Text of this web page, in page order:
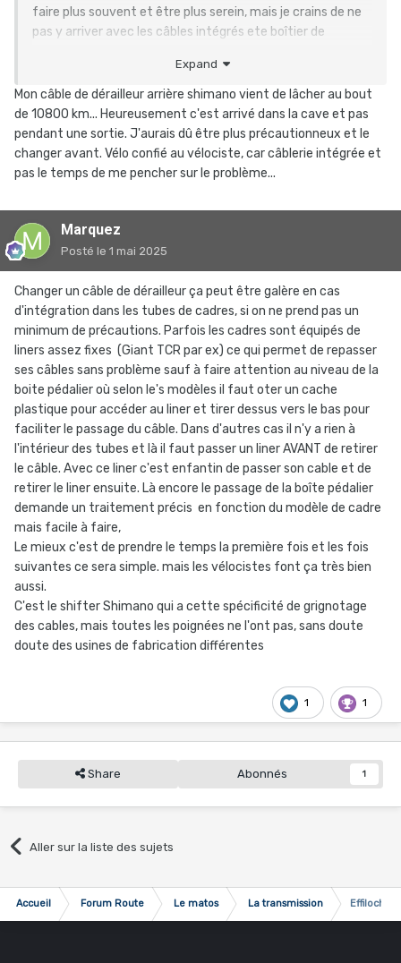
faire plus souvent et être plus serein, mais je crains de ne
pas y arriver avec les câbles intégrés ete boîtier de
Expand
Mon câble de dérailleur arrière shimano vient de lâcher au bout
de 10800 km... Heureusement c'est arrivé dans la cave et pas
pendant une sortie. J'aurais dû être plus précautionneux et le
changer avant. Vélo confié au vélociste, car câblerie intégrée et
pas le temps de me pencher sur le problème...
Marquez
Posté le 1 mai 2025
Changer un câble de dérailleur ça peut être galère en cas
d'intégration dans les tubes de cadres, si on ne prend pas un
minimum de précautions. Parfois les cadres sont équipés de
liners assez fixes (Giant TCR par ex) ce qui permet de repasser
ses câbles sans problème sauf à faire attention au niveau de la
boite pédalier où selon le's modèles il faut oter un cache
plastique pour accéder au liner et tirer dessus vers le bas pour
faciliter le passage du câble. Dans d'autres cas il n'y a rien à
l'intérieur des tubes et là il faut passer un liner AVANT de retirer
le câble. Avec ce liner c'est enfantin de passer son cable et de
retirer le liner ensuite. Là encore le passage de la boîte pédalier
demande un traitement précis en fonction du modèle de cadre
mais facile à faire,
Le mieux c'est de prendre le temps la première fois et les fois
suivantes ce sera simple. mais les vélocistes font ça très bien
aussi.
C'est le shifter Shimano qui a cette spécificité de grignotage
des cables, mais toutes les poignées ne l'ont pas, sans doute
doute des usines de fabrication différentes
1 1
Share Abonnés 1
Aller sur la liste des sujets
Accueil Forum Route Le matos La transmission